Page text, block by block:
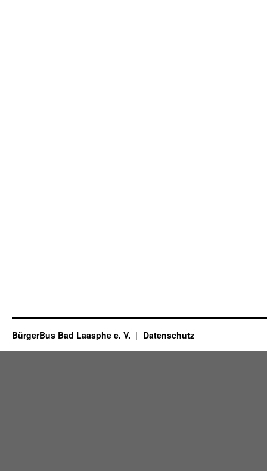
BürgerBus Bad Laasphe e. V. Datenschutz